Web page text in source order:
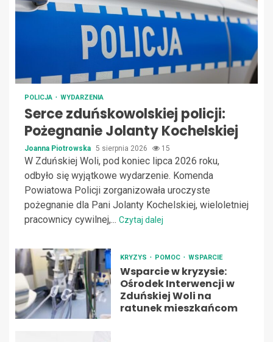
POLICJA WYDARZENIA
Serce zduńskowolskiej policji:
Pożegnanie Jolanty Kochelskiej
Joanna Piotrowska 5 sierpnia 2026 15
W Zduńskiej Woli, pod koniec lipca 2026 roku,
odbyło się wyjątkowe wydarzenie. Komenda
Powiatowa Policji zorganizowała uroczyste
pożegnanie dla Pani Jolanty Kochelskiej, wieloletniej
pracownicy cywilnej,... Czytaj dalej
KRYZYS POMOC WSPARCIE
Wsparcie w kryzysie:
Ośrodek Interwencji w
Zduńskiej Woli na
ratunek mieszkańcom